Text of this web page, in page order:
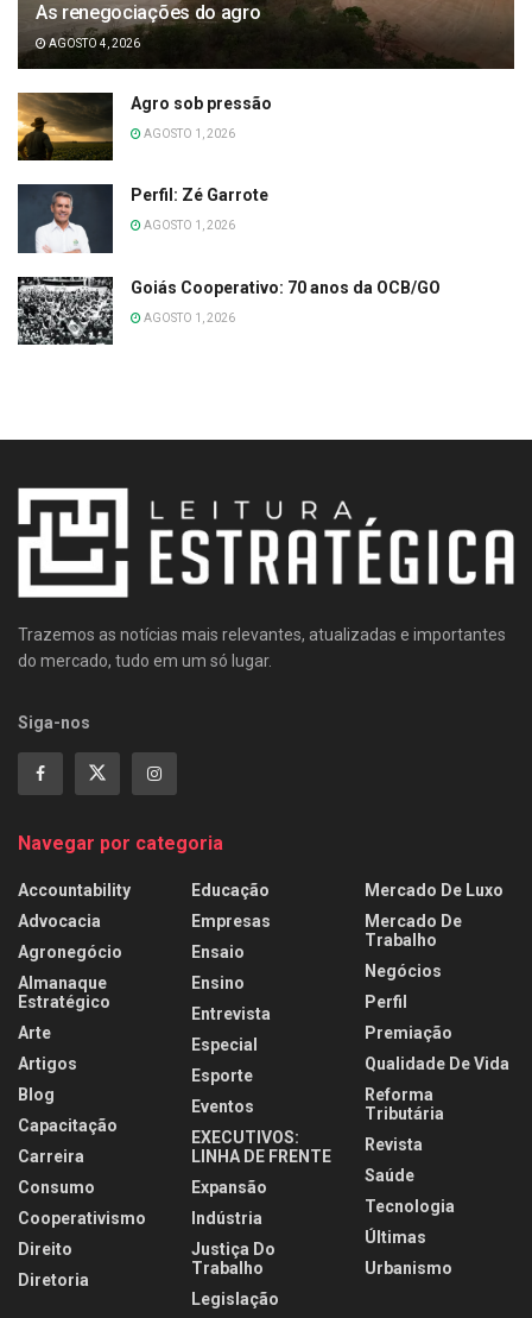
As renegociações do agro
AGOSTO 4, 2026
Agro sob pressão
AGOSTO 1, 2026
Perfil: Zé Garrote
AGOSTO 1, 2026
Goiás Cooperativo: 70 anos da OCB/GO
AGOSTO 1, 2026
Trazemos as notícias mais relevantes, atualizadas e importantes
do mercado, tudo em um só lugar.
Siga-nos
Navegar por categoria
Accountability
Advocacia
Agronegócio
Almanaque
Estratégico
Arte
Artigos
Blog
Capacitação
Carreira
Consumo
Cooperativismo
Direito
Diretoria
Educação
Empresas
Ensaio
Ensino
Entrevista
Especial
Esporte
Eventos
EXECUTIVOS:
LINHA DE FRENTE
Expansão
Indústria
Justiça Do
Trabalho
Legislação
Mercado De Luxo
Mercado De
Trabalho
Negócios
Perfil
Premiação
Qualidade De Vida
Reforma
Tributária
Revista
Saúde
Tecnologia
Últimas
Urbanismo